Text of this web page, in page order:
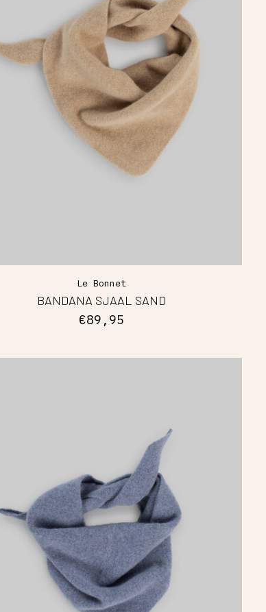
Le Bonnet
BANDANA SJAAL SAND
€89,95